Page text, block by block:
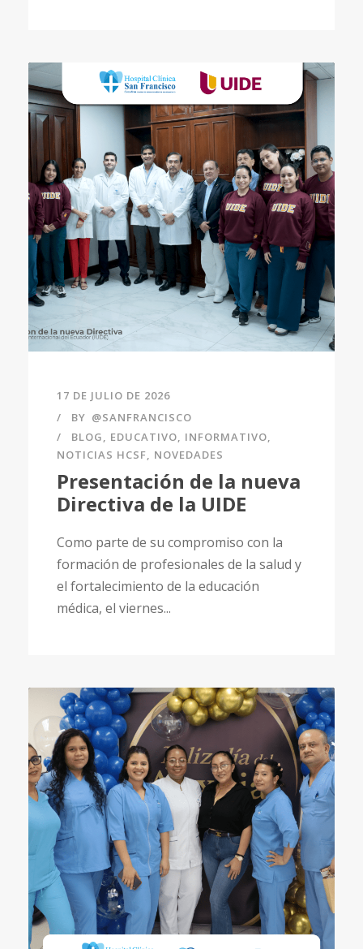
17 DE JULIO DE 2026
BY @SANFRANCISCO
BLOG, EDUCATIVO, INFORMATIVO,
NOTICIAS HCSF, NOVEDADES
Presentación de la nueva
Directiva de la UIDE
Como parte de su compromiso con la
formación de profesionales de la salud y
el fortalecimiento de la educación
médica, el viernes...